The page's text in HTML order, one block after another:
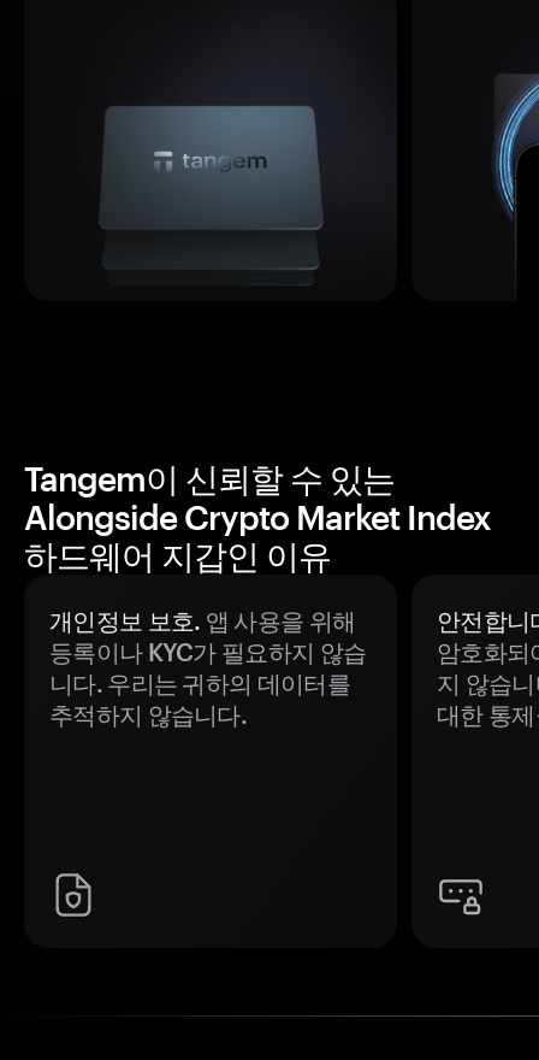
Tangem이 신뢰할 수 있는
Alongside Crypto Market Index
하드웨어 지갑인 이유
개인정보 보호. 앱 사용을 위해
등록이나 KYC가 필요하지 않습
니다. 우리는 귀하의 데이터를
추적하지 않습니다.
안전합니
암호화되
지 않습
대한 통